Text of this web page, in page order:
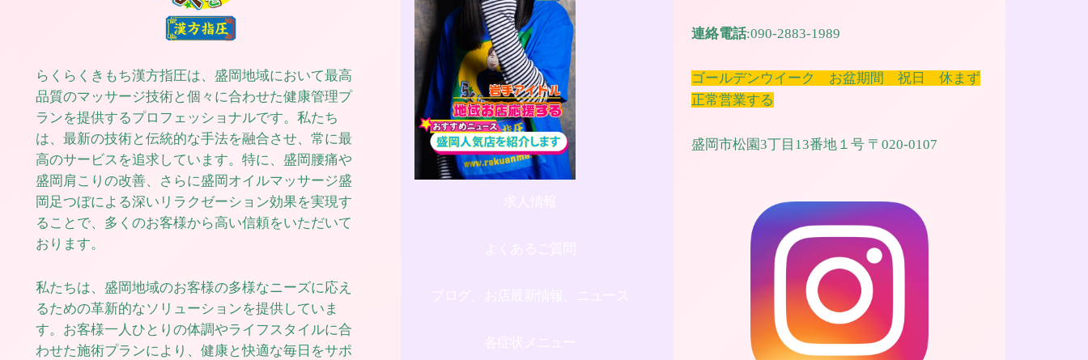
らくらくきもち漢方指圧は、盛岡地域において最高
品質のマッサージ技術と個々に合わせた健康管理プ
ランを提供するプロフェッショナルです。私たち
は、最新の技術と伝統的な手法を融合させ、常に最
高のサービスを追求しています。特に、盛岡腰痛や
盛岡肩こりの改善、さらに盛岡オイルマッサージ盛
岡足つぼによる深いリラクゼーション効果を実現す
ることで、多くのお客様から高い信頼をいただいて
おります。
私たちは、盛岡地域のお客様の多様なニーズに応え
るための革新的なソリューションを提供していま
す。お客様一人ひとりの体調やライフスタイルに合
わせた施術プランにより、健康と快適な毎日をサポ
連絡電話:090-2883-1989
ゴールデンウイーク お盆期間 祝日 休まず
正常営業する
盛岡市松園3丁目13番地１号 〒020-0107